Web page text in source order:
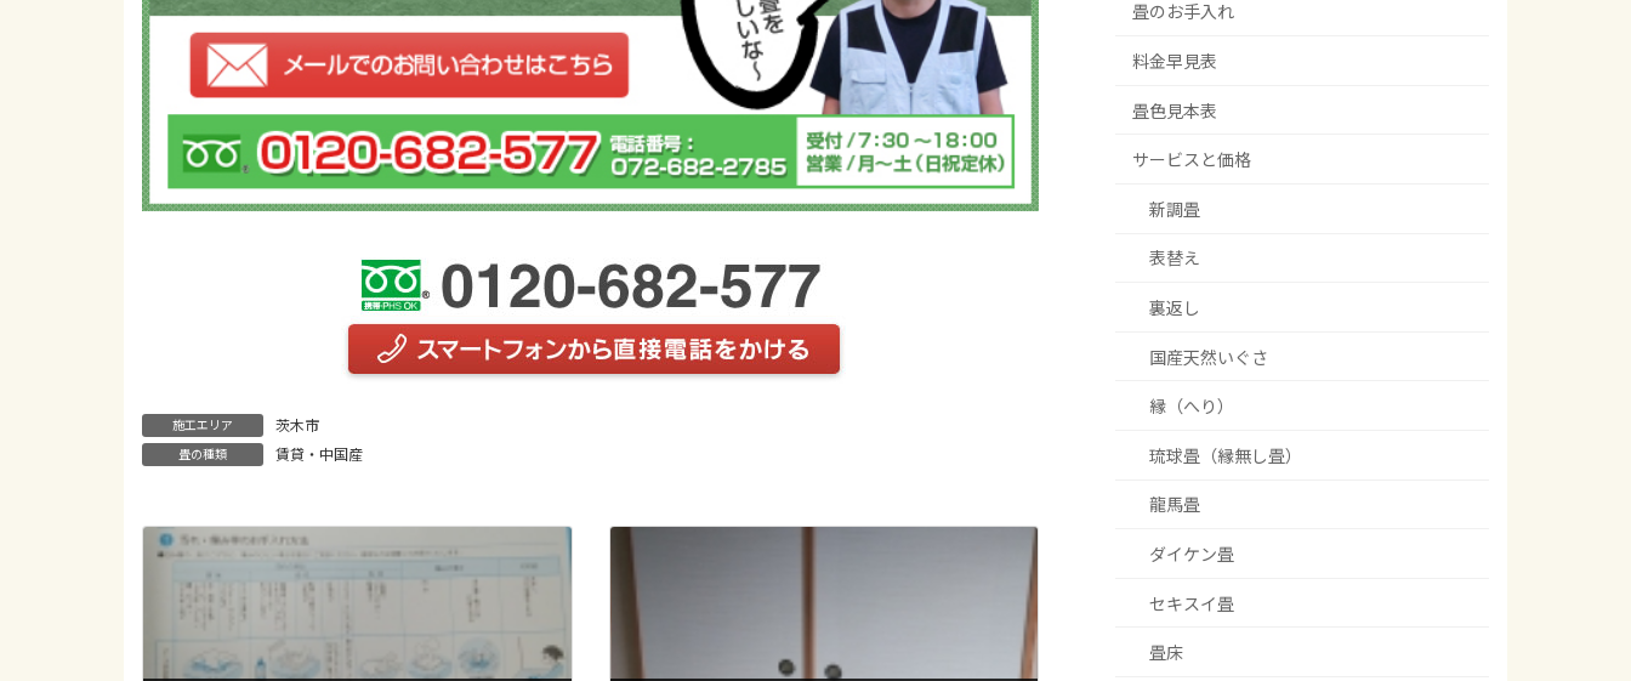
施工エリア 茨木市
畳の種類 賃貸・中国産
畳のお手入れ
料金早見表
畳色見本表
サービスと価格
新調畳
表替え
裏返し
国産天然いぐさ
縁（へり）
琉球畳（縁無し畳）
龍馬畳
ダイケン畳
セキスイ畳
畳床